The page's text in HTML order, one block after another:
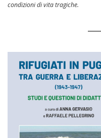
condizioni di vita tragiche.